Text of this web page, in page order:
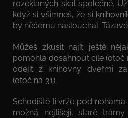
rozeklaných skal společně.
když si všimneš, že si
by něčemu naslouchal.
Můžeš zkusit najít ještě
pomohla dosáhnout cíle (otoč
odejít z knihovny dveřmi
(otoč na 31).
Schodiště ti vrže pod
možná nejtišeji, staré